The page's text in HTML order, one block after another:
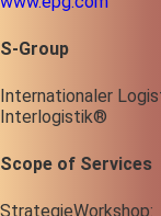
S-Group
Internationaler
Interlogistik®
Scope of Services
StrategieWorkshop: